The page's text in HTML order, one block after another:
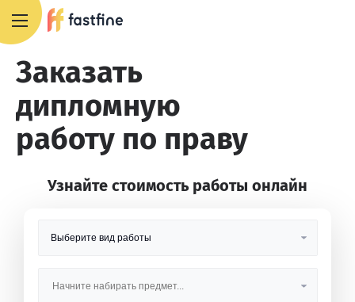
Заказать
дипломную
работу по праву
Узнайте стоимость работы онлайн